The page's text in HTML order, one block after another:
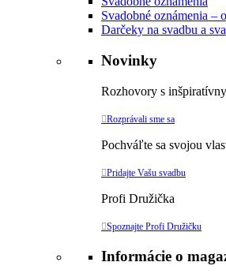
Svadobné oznámenia –
Darčeky na svadbu a
Novinky
Rozhovory s
Rozprávali sme sa
Pochváľte sa svojou
Pridajte Vašu svadbu
Profi Družička
Spoznajte Profi Družičku
Informácie o